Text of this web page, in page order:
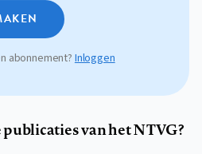
abonnement?Inloggen
van het NTVG?